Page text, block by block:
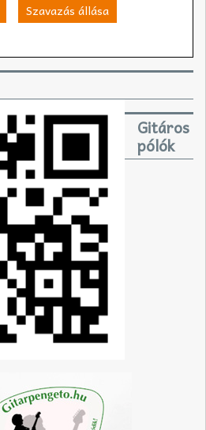
Szavazás állása
Gitáros
pólók